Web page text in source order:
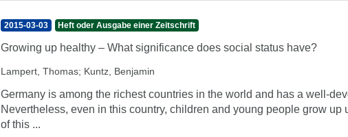
2015-03-03 Heft oder Ausgabe einer Zeitschrift
Growing up healthy – What significance does social status have?
Lampert, Thomas; Kuntz, Benjamin
Germany is among the richest countries in the world and has a well-
Nevertheless, even in this country, children and young people grow
of this ...